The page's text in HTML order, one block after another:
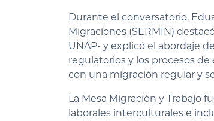
Durante el conversatorio,
Migraciones (SERMIN)
UNAP- y explicó el abordaje
regulatorios y los procesos
con una migración regular y
La Mesa Migración y Trabajo
laborales interculturales e